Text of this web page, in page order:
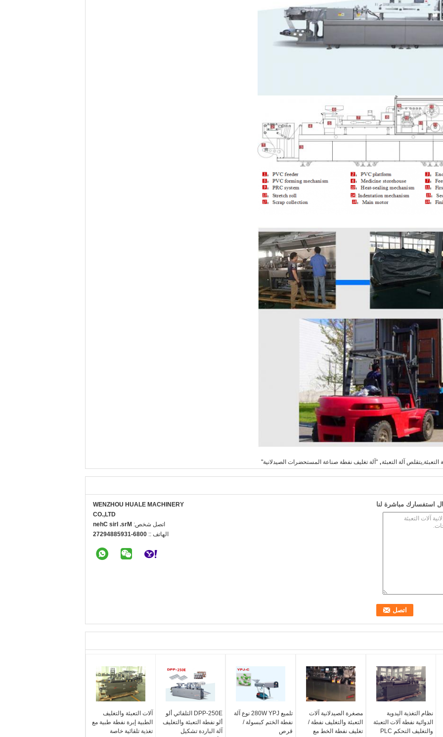
التعبئة,يتقلص آلة التعبئة, "آلة تغليف نفطة صناعة المستحضرات الصيدلانية"
WENZHOU HUALE MACHINERY
CO.,LTD
اتصل شخص: Mrs. Iris Chen
الهاتف :: 0086-13958849272
استفسارك مباشرة لنا
آلات التعبئة والتغليف
الطبية إبرة نفطة طبية مع
تغذية تلقائية خاصة
DPP-250E التلقائي ألو
ألو نفطة التعبئة والتغليف
آلة الباردة تشكيل
تلميع 280W YPJ نوع آلة
نفطة الختم كبسولة /
قرص
مصغرة الصيدلانية آلات
التعبئة والتغليف نفطة /
تغليف نفطة الخط مع
نظام التغذية اليدوية
الدوائية نفطة آلات التعبئة
والتغليف التحكم PLC